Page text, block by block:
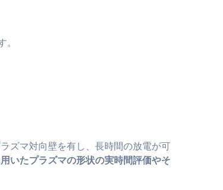
ズマ対向壁を有し、長時間の放電が可
いたプラズマの形状の実時間評価やそ